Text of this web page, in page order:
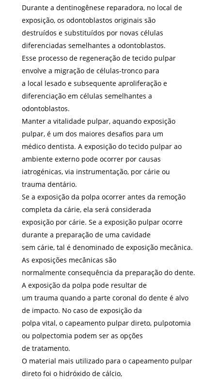
Durante a dentinogênese reparadora, no local de
exposição, os odontoblastos originais são
destruídos e substituídos por novas células
diferenciadas semelhantes a odontoblastos.
Esse processo de regeneração de tecido pulpar
envolve a migração de células-tronco para
a local lesado e subsequente aproliferação e
diferenciação em células semelhantes a
odontoblastos.
Manter a vitalidade pulpar, aquando exposição
pulpar, é um dos maiores desafios para um
médico dentista. A exposição do tecido pulpar ao
ambiente externo pode ocorrer por causas
iatrogénicas, via instrumentação, por cárie ou
trauma dentário.
Se a exposição da polpa ocorrer antes da remoção
completa da cárie, ela será considerada
exposição por cárie. Se a exposição pulpar ocorre
durante a preparação de uma cavidade
sem cárie, tal é denominado de exposição mecânica.
As exposições mecânicas são
normalmente consequência da preparação do dente.
A exposição da polpa pode resultar de
um trauma quando a parte coronal do dente é alvo
de impacto. No caso de exposição da
polpa vital, o capeamento pulpar direto, pulpotomia
ou polpectomia podem ser as opções
de tratamento.
O material mais utilizado para o capeamento pulpar
direto foi o hidróxido de cálcio,